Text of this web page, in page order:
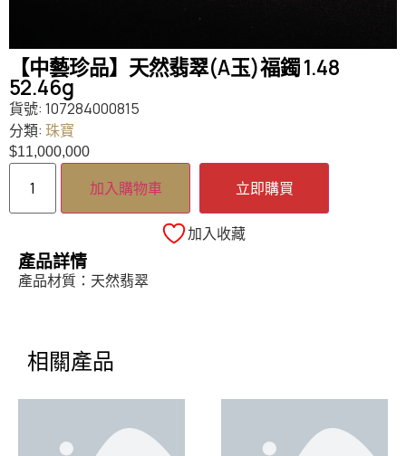
【中藝珍品】天然翡翠(A玉)福鐲 1.48
52.46g
貨號: 107284000815
分類: 珠寶
$11,000,000
加入購物車 立即購買
加入收藏
產品詳情
產品材質：天然翡翠
相關產品